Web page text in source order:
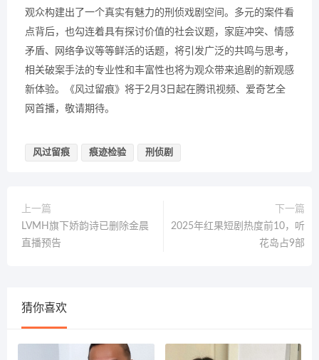
观众构建出了一个真实有魅力的刑侦戏剧空间。多元的案件看
点背后，也勾连着具有探讨价值的社会议题，家庭冲突、情感
矛盾、网络争议等等鲜活的话题，将引发广泛的共鸣与思考，
相关破案手法的专业性和丰富性也将为观众带来追剧的新观感
新体验。《风过留痕》将于2月3日起在腾讯视频、爱奇艺全
网首播，敬请期待。
风过留痕 痕迹检验 刑侦剧
上一篇
LVMH旗下娇韵诗已删除金晨
直播预告
下一篇
2025年红果短剧热度前10，听
花岛占9部
猜你喜欢